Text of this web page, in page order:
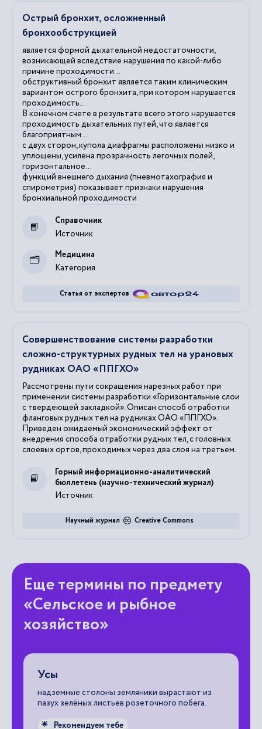
Острый бронхит, осложненный
бронхообструкцией
является формой дыхательной недостаточности,
возникающей вследствие нарушения по какой-либо
причине проходимости...
обструктивный бронхит является таким клиническим
вариантом острого бронхита, при котором нарушается
проходимость...
В конечном счете в результате всего этого нарушается
проходимость дыхательных путей, что является
благоприятным...
с двух сторон, купола диафрагмы расположены низко и
уплощены, усилена прозрачность легочных полей,
горизонтальное...
функций внешнего дыхания (пневмотахография и
спирометрия) показывает признаки нарушения
бронхиальной проходимости
Источник
Справочник
Категория
Медицина
Статья от экспертов
Совершенствование системы разработки
сложно-структурных рудных тел на урановых
рудниках ОАО «ППГХО»
Рассмотрены пути сокращения нарезных работ при
применении системы разработки «Горизонтальные слои
с твердеющей закладкой». Описан способ отработки
фланговых рудных тел на рудниках ОАО «ППГХО».
Приведен ожидаемый экономический эффект от
внедрения способа отработки рудных тел, с головных
слоевых ортов, проходимых через два слоя на третьем.
Источник
Горный информационно-аналитический
бюллетень (научно-технический журнал)
Creative Commons
Научный журнал
Еще термины по предмету
«Сельское и рыбное
хозяйство»
Усы
надземные столоны земляники вырастают из
пазух зелёных листьев розеточного побега.
🌟 Рекомендуем тебе